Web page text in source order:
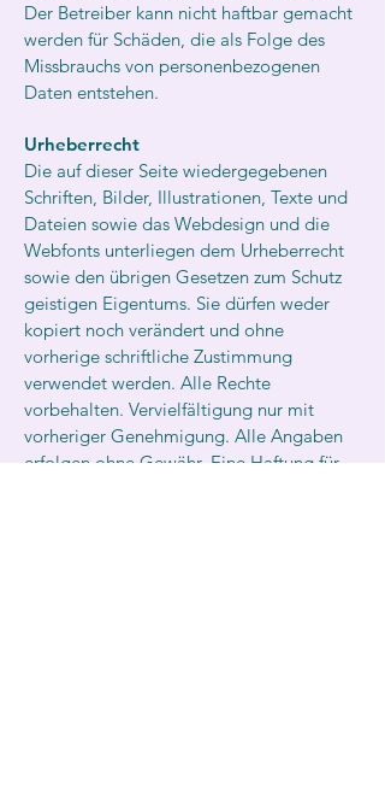
Der Betreiber kann nicht haftbar gemacht
werden für Schäden, die als Folge des
Missbrauchs von personenbezogenen
Daten entstehen.
Urheberrecht
Die auf dieser Seite wiedergegebenen
Schriften, Bilder, Illustrationen, Texte und
Dateien sowie das Webdesign und die
Webfonts unterliegen dem Urheberrecht
sowie den übrigen Gesetzen zum Schutz
geistigen Eigentums. Sie dürfen weder
kopiert noch verändert und ohne
vorherige schriftliche Zustimmung
verwendet werden. Alle Rechte
vorbehalten. Vervielfältigung nur mit
vorheriger Genehmigung. Alle Angaben
erfolgen ohne Gewähr. Eine Haftung für